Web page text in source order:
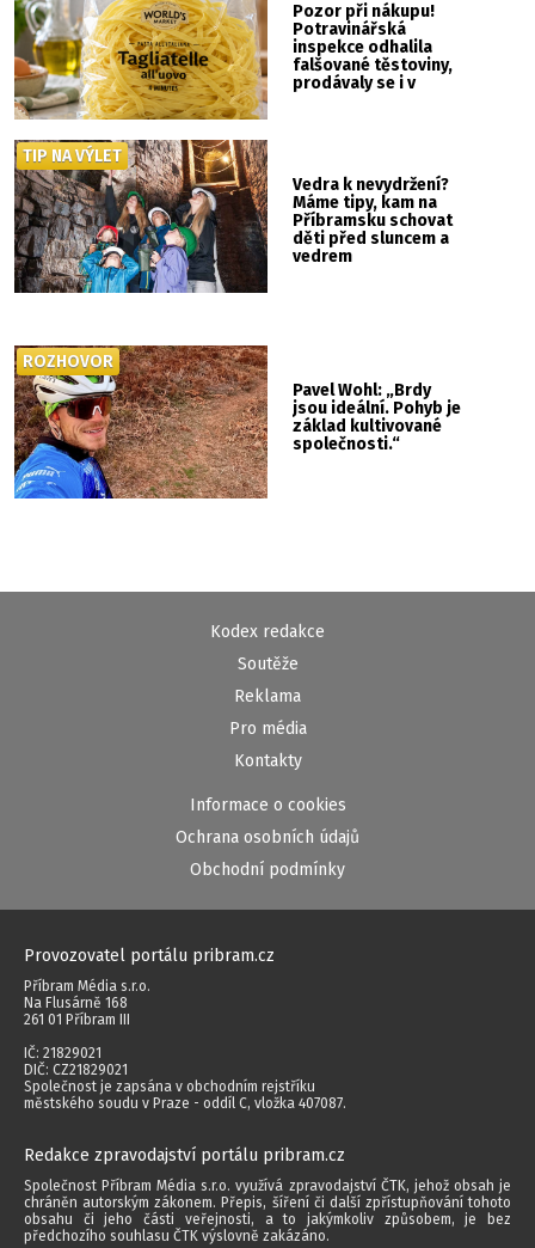
Pozor při nákupu!
Potravinářská
inspekce odhalila
falšované těstoviny,
prodávaly se i v
Vedra k nevydržení?
Máme tipy, kam na
Příbramsku schovat
děti před sluncem a
vedrem
TIP NA VÝLET
Pavel Wohl: „Brdy
jsou ideální. Pohyb je
základ kultivované
společnosti.“
ROZHOVOR
Kodex redakce
Soutěže
Reklama
Pro média
Kontakty
Informace o cookies
Ochrana osobních údajů
Obchodní podmínky
Provozovatel portálu pribram.cz
Příbram Média s.r.o.
Na Flusárně 168
261 01 Příbram III
IČ: 21829021
DIČ: CZ21829021
Společnost je zapsána v obchodním rejstříku
městského soudu v Praze - oddíl C, vložka 407087.
Redakce zpravodajství portálu pribram.cz
Společnost Příbram Média s.r.o. využívá zpravodajství ČTK, jehož obsah je
chráněn autorským zákonem. Přepis, šíření či další zpřístupňování tohoto
obsahu či jeho části veřejnosti, a to jakýmkoliv způsobem, je bez
předchozího souhlasu ČTK výslovně zakázáno.